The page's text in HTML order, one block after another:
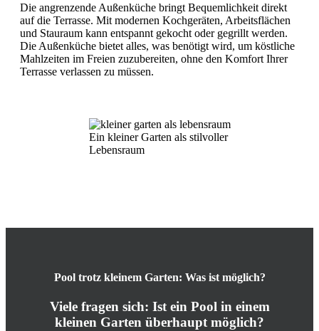
Die angrenzende Außenküche bringt Bequemlichkeit direkt
auf die Terrasse. Mit modernen Kochgeräten, Arbeitsflächen
und Stauraum kann entspannt gekocht oder gegrillt werden.
Die Außenküche bietet alles, was benötigt wird, um köstliche
Mahlzeiten im Freien zuzubereiten, ohne den Komfort Ihrer
Terrasse verlassen zu müssen.
Ein kleiner Garten als stilvoller
Lebensraum
Pool trotz kleinem Garten: Was ist möglich?
Viele fragen sich: Ist ein Pool in einem
kleinen Garten überhaupt möglich?